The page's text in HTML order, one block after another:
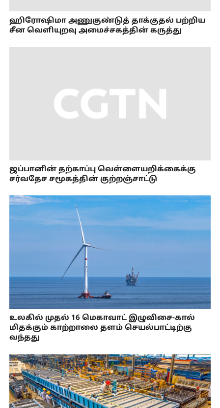
ஹிரோஷிமா அணுகுண்டுத் தாக்குதல் பற்றிய
சீன வெளியுறவு அமைச்சகத்தின் கருத்து
ஜப்பானின் தற்காப்பு வெள்ளையறிக்கைக்கு
சர்வதேச சமூகத்தின் குற்றஞ்சாட்டு
உலகில் முதல் 16 மெகாவாட் இழுவிசை-கால்
மிதக்கும் காற்றாலை தளம் செயல்பாட்டிற்கு
வந்தது